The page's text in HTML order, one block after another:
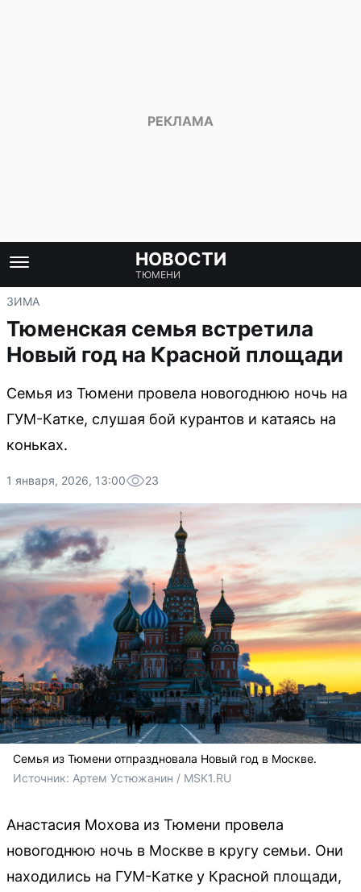
НОВОСТИ
ТЮМЕНИ
ЗИМА
Тюменская семья встретила
Новый год на Красной площади
Семья из Тюмени провела новогоднюю ночь на
ГУМ-Катке, слушая бой курантов и катаясь на
коньках.
1 января, 2026, 13:00 23
Семья из Тюмени отпраздновала Новый год в Москве.
Источник: Артем Устюжанин / MSK1.RU
Анастасия Мохова из Тюмени провела
новогоднюю ночь в Москве в кругу семьи. Они
находились на ГУМ-Катке у Красной площади,